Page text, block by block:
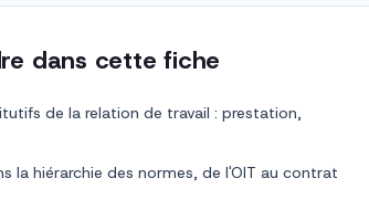
dans cette fiche
de la relation de travail : prestation,
la hiérarchie des normes, de l'OIT au contrat